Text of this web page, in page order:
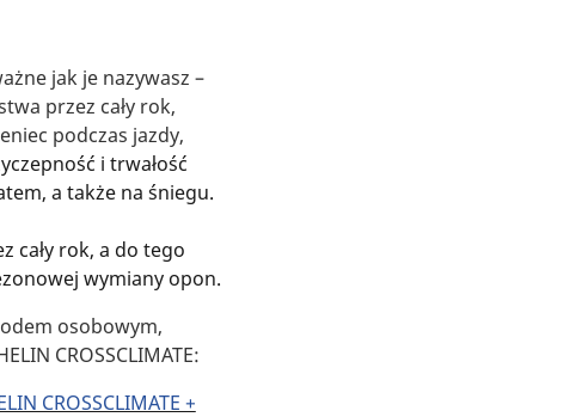
jak je nazywasz –
przez cały rok,
podczas jazdy,
i trwałość
a także na śniegu.
cały rok, a do tego
wymiany opon.
osobowym,
CROSSCLIMATE:
CROSSCLIMATE +